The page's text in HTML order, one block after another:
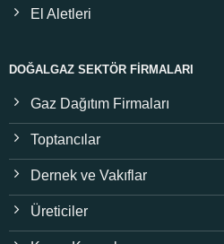
El Aletleri
DOĞALGAZ SEKTÖR FIRMALARI
Gaz Dağıtım Firmaları
Toptancılar
Dernek ve Vakıflar
Üreticiler